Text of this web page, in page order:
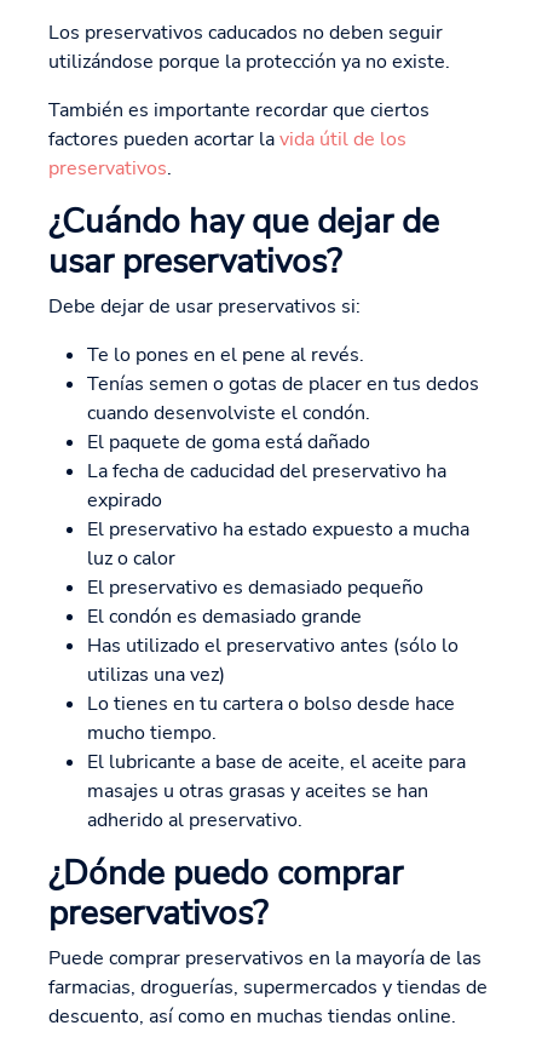
Los preservativos caducados no deben seguir
utilizándose porque la protección ya no existe.
También es importante recordar que ciertos
factores pueden acortar lavida útil de los
preservativos.
¿Cuándo hay que dejar de
usar preservativos?
Debe dejar de usar preservativos si:
Te lo pones en el pene al revés.
Tenías semen o gotas de placer en tus dedos
cuando desenvolviste el condón.
El paquete de goma está dañado
La fecha de caducidad del preservativo ha
expirado
El preservativo ha estado expuesto a mucha
luz o calor
El preservativo es demasiado pequeño
El condón es demasiado grande
Has utilizado el preservativo antes (sólo lo
utilizas una vez)
Lo tienes en tu cartera o bolso desde hace
mucho tiempo.
El lubricante a base de aceite, el aceite para
masajes u otras grasas y aceites se han
adherido al preservativo.
¿Dónde puedo comprar
preservativos?
Puede comprar preservativos en la mayoría de las
farmacias, droguerías, supermercados y tiendas de
descuento, así como en muchas tiendas online.